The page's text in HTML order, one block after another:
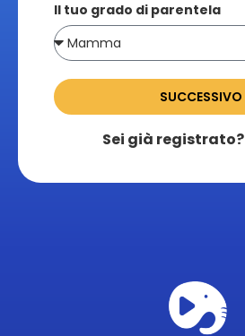
Il tuo grado di parentela
SUCCESSIVO
Sei già registrato?